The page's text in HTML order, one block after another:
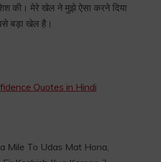
की। मेरे खेल ने मुझे ऐसा करने दिया
बड़ा खेल है।
Quotes in Hindi
Mile To Udas Mat Hona,